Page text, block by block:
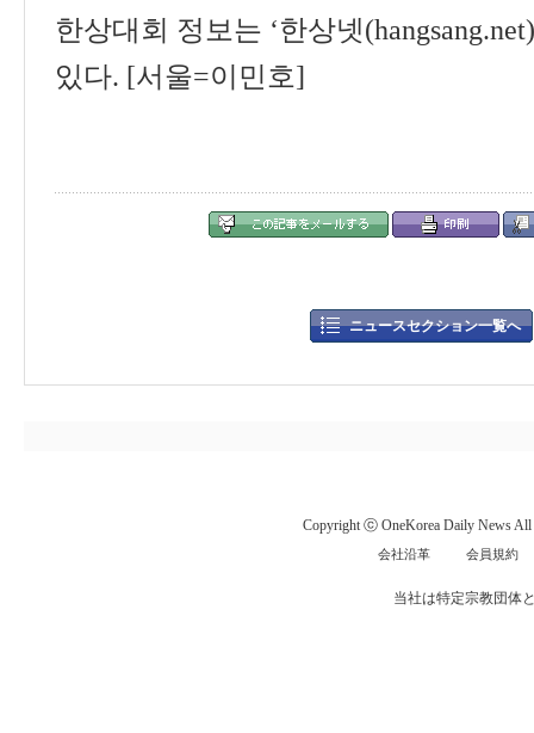
한상대회 정보는 ‘한상넷
있다. [서울=이민호]
ニュースセクション一覧へ
Copyright ⓒ OneKorea Daily News All
会社沿革 会員規約
当社は特定宗教団体